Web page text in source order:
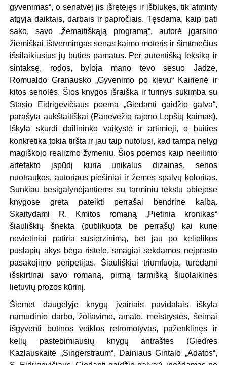
gyvenimas“, o senatvėj jis išretėjęs ir išblukęs, tik atminty
atgyja daiktais, darbais ir papročiais. Tęsdama, kaip pati
sako, savo „žemaitiškąją programą“, autorė įgarsino
žiemiškai ištvermingas senas kaimo moteris ir šimtmečius
išsilaikiusius jų būties pamatus. Per autentišką leksiką ir
sintaksę, rodos, byloja mano tėvo sesuo Jadzė,
Romualdo Granausko „Gyvenimo po klevu“ Kairienė ir
kitos senolės. Šios knygos išraiška ir turinys sukimba su
Stasio Eidrigevičiaus poema „Giedanti gaidžio galva“,
parašyta aukštaitiškai (Panevėžio rajono Lepšių kaimas).
Iškyla skurdi dailininko vaikystė ir artimieji, o buities
konkretika tokia tiršta ir jau taip nutolusi, kad tampa nelyg
magiškojo realizmo žymeniu. Šios poemos kaip neeilinio
artefakto įspūdį kuria unikalus dizainas, senos
nuotraukos, autoriaus piešiniai ir žemės spalvų koloritas.
Sunkiau besigalynėjantiems su tarminiu tekstu abiejose
knygose greta pateikti perrašai bendrine kalba.
Skaitydami R. Kmitos romaną „Pietinia kronikas“
šiauliškių šnekta (publikuota be perrašų) kai kurie
nevietiniai patiria susierzinimą, bet jau po keliolikos
puslapių akys bėga ristele, smagiai sekdamos neįprasto
pasakojimo peripetijas. Šiauliškiai triumfuoja, turėdami
išskirtinai savo romaną, pirmą tarmišką šiuolaikinės
lietuvių prozos kūrinį.
Šiemet daugelyje knygų įvairiais pavidalais iškyla
namudinio darbo, žoliavimo, amato, meistrystės, šeimai
išgyventi būtinos veiklos retromotyvas, paženklinęs ir
kelių pastebimiausių knygų antraštes (Giedrės
Kazlauskaitė „Singerstraum“, Dainiaus Gintalo „Adatos“,